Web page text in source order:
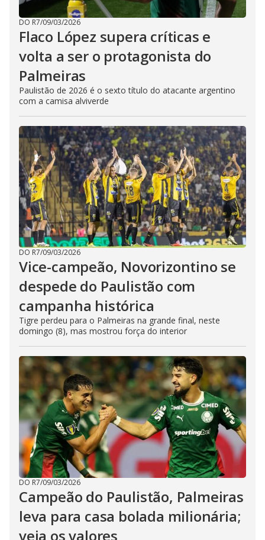
DO R7/09/03/2026
Flaco López supera críticas e
volta a ser o protagonista do
Palmeiras
Paulistão de 2026 é o sexto título do atacante argentino
com a camisa alviverde
DO R7/09/03/2026
Vice-campeão, Novorizontino se
despede do Paulistão com
campanha histórica
Tigre perdeu para o Palmeiras na grande final, neste
domingo (8), mas mostrou força do interior
DO R7/09/03/2026
Campeão do Paulistão, Palmeiras
leva para casa bolada milionária;
veja os valores